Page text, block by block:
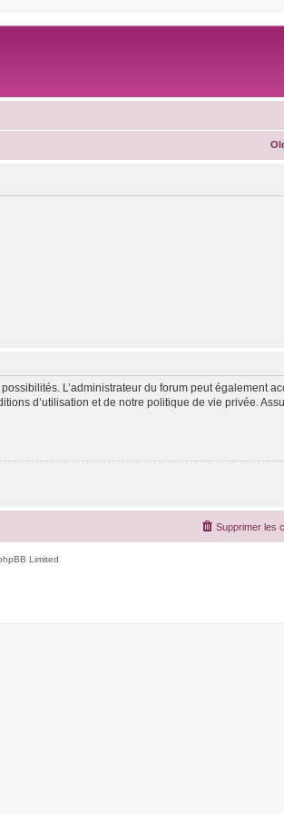
L’administrateur du forum peut également
d’utilisation et de notre politique de vie privée.
Supprimer les
Limited